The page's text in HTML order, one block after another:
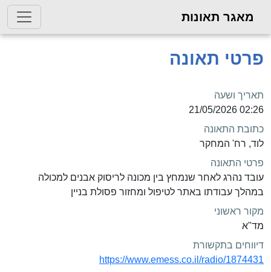
מאגר תאונות
פרטי תאונה
תאריך ושעה
02:26 21/05/2026
כתובת התאונה
לוד, רח' המחקר
פרטי התאונה
עובד נהרג לאחר שנמחץ בין מכונה לריסוק אבנים למכולה
במהלך עבודתו באתר לטיפול ומחזור פסולת בניין
מקור ראשוני
מד"א
דיווחים בתקשורת
https://www.emess.co.il/radio/1874431